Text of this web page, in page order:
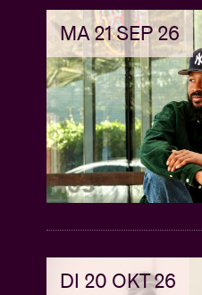
On site
Deze
Terugbetaling
afgelast.
package in
voor ophaling.
MA 21 SEP 26
DI 20 OKT 26